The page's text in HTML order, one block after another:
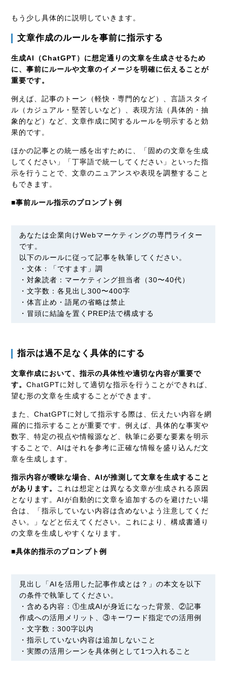
もう少し具体的に説明していきます。
文章作成のルールを事前に指示する
生成AI（ChatGPT）に想定通りの文章を生成させるため
に、事前にルールや文章のイメージを明確に伝えることが
重要です。
例えば、記事のトーン（軽快・専門的など）、言語スタイ
ル（カジュアル・堅苦しいなど）、表現方法（具体的・抽
象的など）など、文章作成に関するルールを明示すると効
果的です。
ほかの記事との統一感を出すために、「固めの文章を生成
してください」「丁寧語で統一してください」といった指
示を行うことで、文章のニュアンスや表現を調整すること
もできます。
■事前ルール指示のプロンプト例
あなたは企業向けWebマーケティングの専門ライター
です。
以下のルールに従って記事を執筆してください。
・文体：「ですます」調
・対象読者：マーケティング担当者（30〜40代）
・文字数：各見出し300〜400字
・体言止め・語尾の省略は禁止
・冒頭に結論を置くPREP法で構成する
指示は過不足なく具体的にする
文章作成において、指示の具体性や適切な内容が重要で
す。ChatGPTに対して適切な指示を行うことができれば、
望む形の文章を生成することができます。
また、ChatGPTに対して指示する際は、伝えたい内容を網
羅的に指示することが重要です。例えば、具体的な事実や
数字、特定の視点や情報源など、執筆に必要な要素を明示
することで、AIはそれを参考に正確な情報を盛り込んだ文
章を生成します。
指示内容が曖昧な場合、AIが推測して文章を生成すること
があります。
これは想定とは異なる文章が生成される原因
となります。AIが自動的に文章を追加するのを避けたい場
合は、「指示していない内容は含めないよう注意してくだ
さい。」などと伝えてください。これにより、構成書通り
の文章を生成しやすくなります。
■具体的指示のプロンプト例
見出し「AIを活用した記事作成とは？」の本文を以下
の条件で執筆してください。
・含める内容：①生成AIが身近になった背景、②記事
作成への活用メリット、③キーワード指定での活用例
・文字数：300字以内
・指示していない内容は追加しないこと
・実際の活用シーンを具体例として1つ入れること